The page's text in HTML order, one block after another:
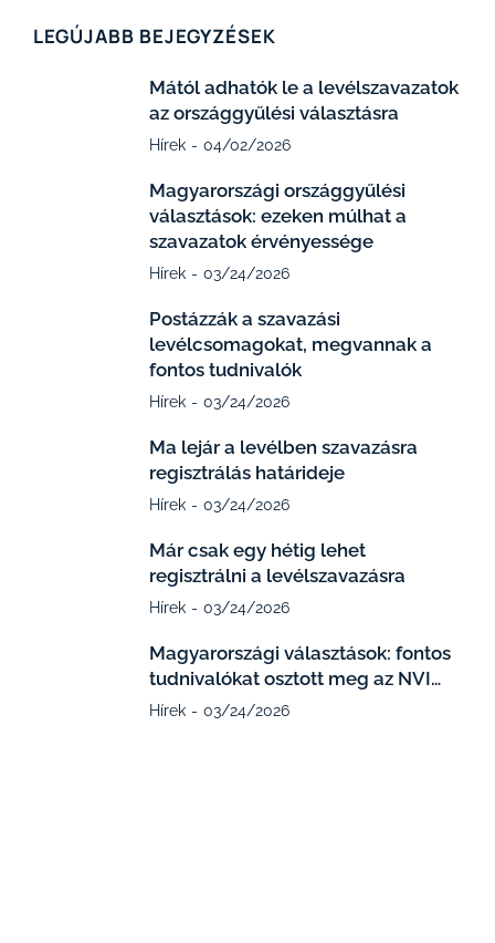
LEGÚJABB BEJEGYZÉSEK
Mától adhatók le a levélszavazatok
az országgyűlési választásra
Hírek 04/02/2026
Magyarországi országgyűlési
választások: ezeken múlhat a
szavazatok érvényessége
Hírek 03/24/2026
Postázzák a szavazási
levélcsomagokat, megvannak a
fontos tudnivalók
Hírek 03/24/2026
Ma lejár a levélben szavazásra
regisztrálás határideje
Hírek 03/24/2026
Már csak egy hétig lehet
regisztrálni a levélszavazásra
Hírek 03/24/2026
Magyarországi választások: fontos
tudnivalókat osztott meg az NVI…
Hírek 03/24/2026